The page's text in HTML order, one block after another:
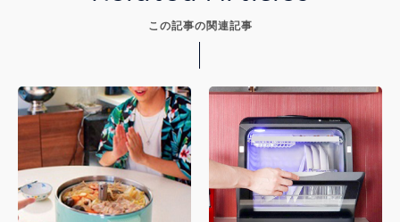
この記事の関連記事